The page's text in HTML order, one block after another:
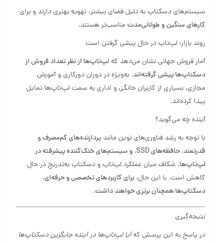
سیستم‌های دسکتاپ به دلیل فضای بیشتر، تهویه بهتری دارند و برای
کارهای سنگین و طولانی‌مدتمناسب‌تر هستند.
روند بازار: لپ‌تاپ در حال پیشی گرفتن است
آمار فروش جهانی نشان می‌دهد کهلپ‌تاپ‌ها از نظر تعداد فروش از
دسکتاپ‌ها پیشی گرفته‌اند. به‌ویژه در دوران دورکاری و آموزش
مجازی، بسیاری از کاربران خانگی و اداری به سمت لپ‌تاپ‌ها تمایل
پیدا کرده‌اند.
آینده چه می‌گوید؟
با توجه به رشد فناوری‌های نوین مانند پردازنده‌های کم‌مصرف و
قدرتمند، حافظه‌های SSD، و سیستم‌های خنک‌کننده پیشرفته در
لپ‌تاپ‌ها، شکاف میان عملکرد لپ‌تاپ و دسکتاپ به‌تدریج در حال
کاهش است. با این حال، برای کاربردهای تخصصی و حرفه‌ای،
دسکتاپ‌ها همچنان برتری خواهند داشت.
نتیجه‌گیری
در پاسخ به این پرسش کهآیا لپ‌تاپ‌ها در آینده جایگزین دسکتاپ‌ها